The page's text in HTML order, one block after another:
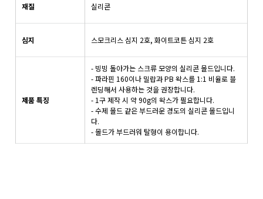
재질 실리콘
심지 스모크리스 심지 2호, 화이트코튼 심지 2호
제품 특징
- 빙빙 돌아가는 스크류 모양의 실리콘 몰드입니다.
- 파라핀 160이나 밀랍과 PB 왁스를 1:1 비율로 블
렌딩해서 사용하는 것을 권장합니다.
- 1구 제작 시 약 90g의 왁스가 필요합니다.
- 수제 몰드 같은 부드러운 경도의 실리콘 몰드입니
다.
- 몰드가 부드러워 탈형이 용이합니다.